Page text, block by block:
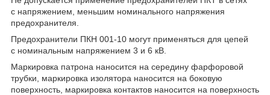
с напряжением, меньшим номинального напряжения
предохранителя.
Предохранители ПКН 001-10 могут применяться для цепей
с номинальным напряжением 3 и 6 кВ.
Маркировка патрона наносится на середину фарфоровой
трубки, маркировка изолятора наносится на боковую
поверхность, маркировка контактов наносится на поверхность